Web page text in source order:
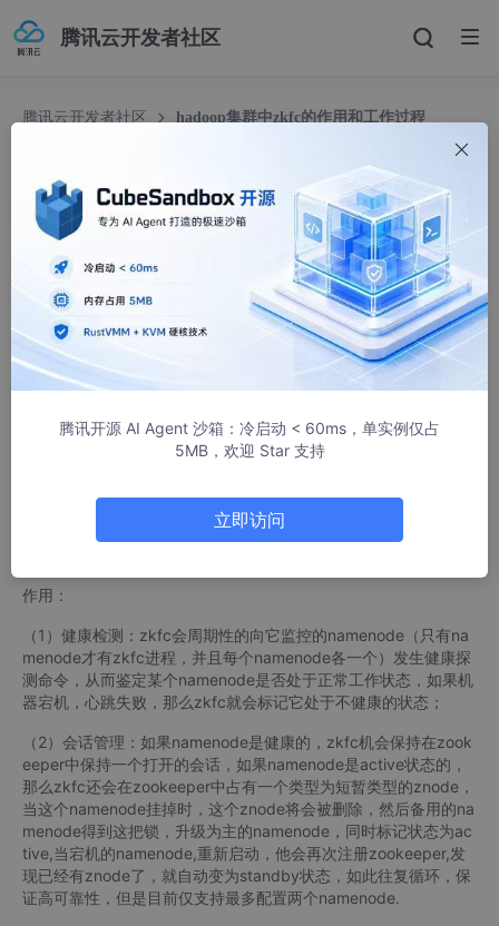
腾讯云开发者社区
腾讯云开发者社区 hadoop集群中zkfc的作用和工作过程
hadoop集群中zkfc的作用和工作过程
小爷欣欣
8623人浏览 · 2018-05-03 14:08:26
作用：
（1）健康检测：zkfc会周期性的向它监控的namenode（只有na
menode才有zkfc进程，并且每个namenode各一个）发生健康探
测命令，从而鉴定某个namenode是否处于正常工作状态，如果机
器宕机，心跳失败，那么zkfc就会标记它处于不健康的状态；
（2）会话管理：如果namenode是健康的，zkfc机会保持在zook
eeper中保持一个打开的会话，如果namenode是active状态的，
那么zkfc还会在zookeeper中占有一个类型为短暂类型的znode，
当这个namenode挂掉时，这个znode将会被删除，然后备用的na
menode得到这把锁，升级为主的namenode，同时标记状态为ac
tive,当宕机的namenode,重新启动，他会再次注册zookeeper,发
现已经有znode了，就自动变为standby状态，如此往复循环，保
证高可靠性，但是目前仅支持最多配置两个namenode.
腾讯开源 AI Agent 沙箱：冷启动 < 60ms，单实例仅占
5MB，欢迎 Star 支持
立即访问